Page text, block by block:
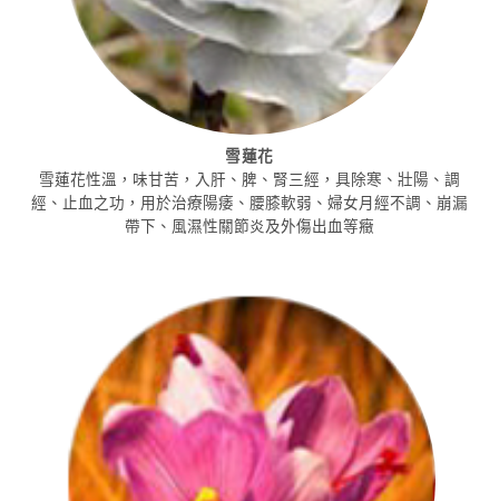
雪蓮花
雪蓮花性溫，味甘苦，入肝、脾、腎三經，具除寒、壯陽、調
經、止血之功，用於治療陽痿、腰膝軟弱、婦女月經不調、崩漏
帶下、風濕性關節炎及外傷出血等癥